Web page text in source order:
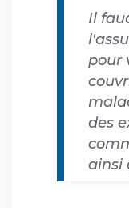
Il
pour
des
ainsi